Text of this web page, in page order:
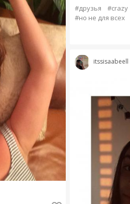
#друзья
#crazy
#но не для всех
itssisaabeell